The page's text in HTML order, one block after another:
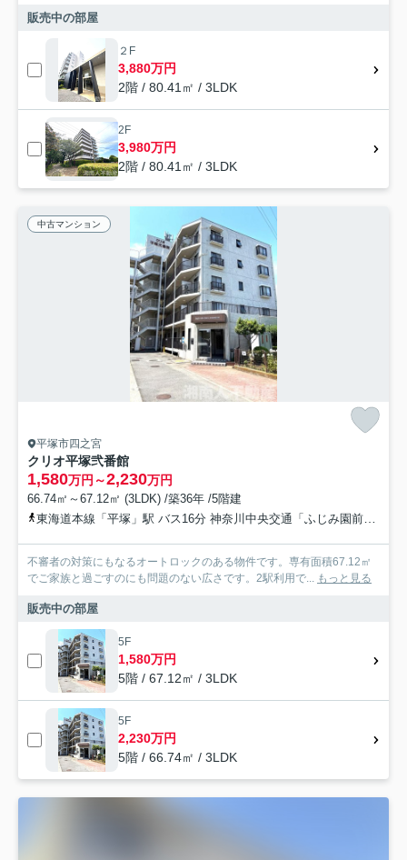
販売中の部屋
２F
3,880万円
2階 / 80.41㎡ / 3LDK
2F
3,980万円
2階 / 80.41㎡ / 3LDK
中古マンション
平塚市四之宮
クリオ平塚弐番館
1,580万円～2,230万円
66.74㎡～67.12㎡ (3LDK) /築36年 /5階建
東海道本線「平塚」駅 バス16分 神奈川中央交通「ふじみ園前」 停歩4分
不審者の対策にもなるオートロックのある物件です。専有面積67.12㎡
でご家族と過ごすのにも問題のない広さです。2駅利用で... もっと見る
販売中の部屋
5F
1,580万円
5階 / 67.12㎡ / 3LDK
5F
2,230万円
5階 / 66.74㎡ / 3LDK